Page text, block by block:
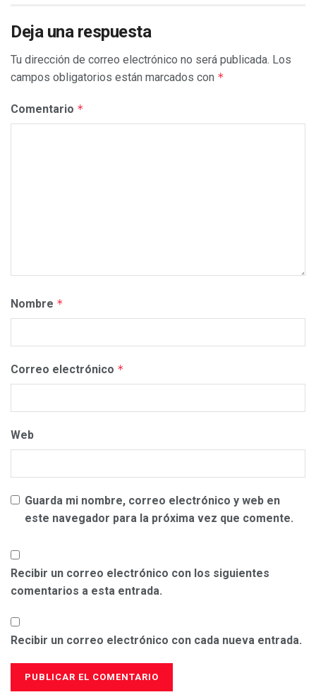
Deja una respuesta
Tu dirección de correo electrónico no será publicada. Los
campos obligatorios están marcados con *
Comentario *
Nombre *
Correo electrónico *
Web
Guarda mi nombre, correo electrónico y web en
este navegador para la próxima vez que comente.
Recibir un correo electrónico con los siguientes
comentarios a esta entrada.
Recibir un correo electrónico con cada nueva entrada.